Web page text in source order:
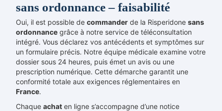
sans ordonnance – faisabilité
Oui, il est possible de commander de la Risperidone sans
ordonnance grâce à notre service de téléconsultation
intégré. Vous déclarez vos antécédents et symptômes sur
un formulaire précis. Notre équipe médicale examine votre
dossier sous 24 heures, puis émet un avis ou une
prescription numérique. Cette démarche garantit une
conformité totale aux exigences réglementaires en
France.
Chaque achat en ligne s’accompagne d’une notice